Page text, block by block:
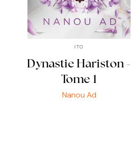
ITO
Dynastie Hariston -
Tome 1
Nanou Ad